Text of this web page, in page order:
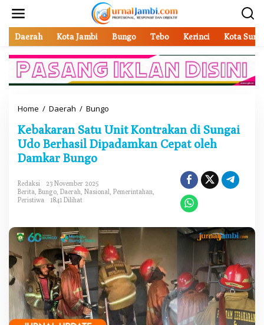
Daerah Kota Jambi Bungo Tebo Kerinci Kota
Home / Daerah / Bungo
b
a
k
n
t
u
U
n
i
t
K
o
n
t
Kebakaran Satu Unit Kontrakan di Sungai
Udo Berhasil Dipadamkan Cepat oleh
Damkar Bungo
Redaksi
23 November 2025
Berita Bungo Daerah Nasional Pemerintahan
Peristiwa
1841 Dilihat